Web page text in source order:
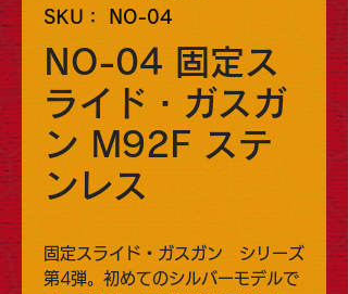
SKU： NO-04
NO-04 固定ス
ライド・ガスガ
ン M92F ステ
ンレス
固定スライド・ガスガン シリーズ
第4弾。初めてのシルバーモデルで